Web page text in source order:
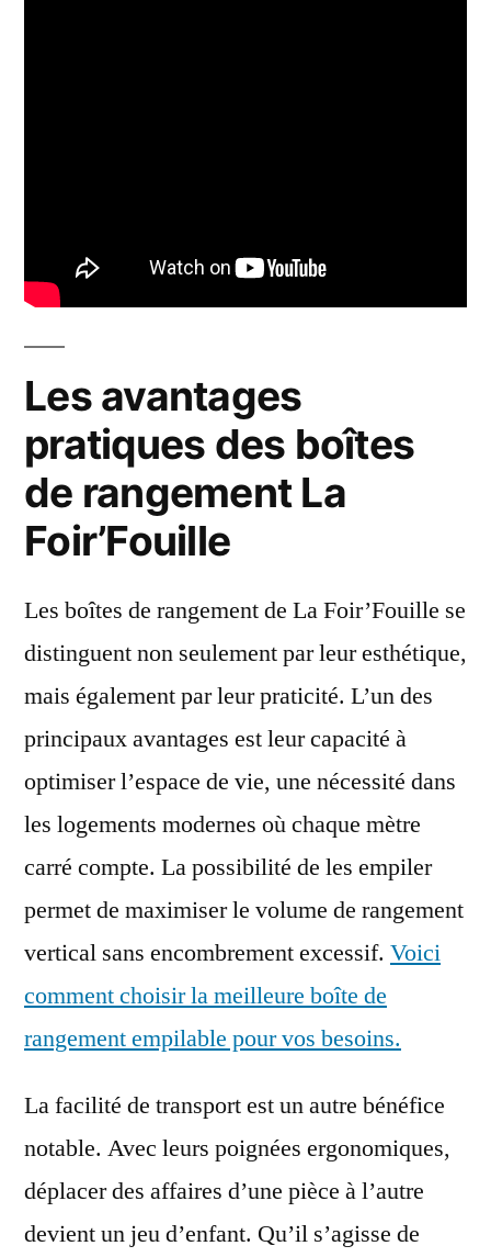
Les avantages
pratiques des boîtes
de rangement La
Foir’Fouille
Les boîtes de rangement de La Foir’Fouille se
distinguent non seulement par leur esthétique,
mais également par leur praticité. L’un des
principaux avantages est leur capacité à
optimiser l’espace de vie, une nécessité dans
les logements modernes où chaque mètre
carré compte. La possibilité de les empiler
permet de maximiser le volume de rangement
vertical sans encombrement excessif. Voici
comment choisir la meilleure boîte de
rangement empilable pour vos besoins.
La facilité de transport est un autre bénéfice
notable. Avec leurs poignées ergonomiques,
déplacer des affaires d’une pièce à l’autre
devient un jeu d’enfant. Qu’il s’agisse de